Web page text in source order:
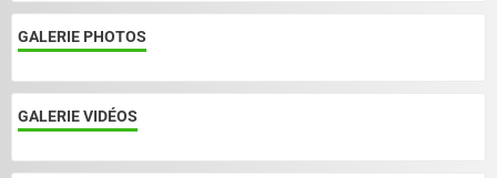
GALERIE PHOTOS
GALERIE VIDÉOS